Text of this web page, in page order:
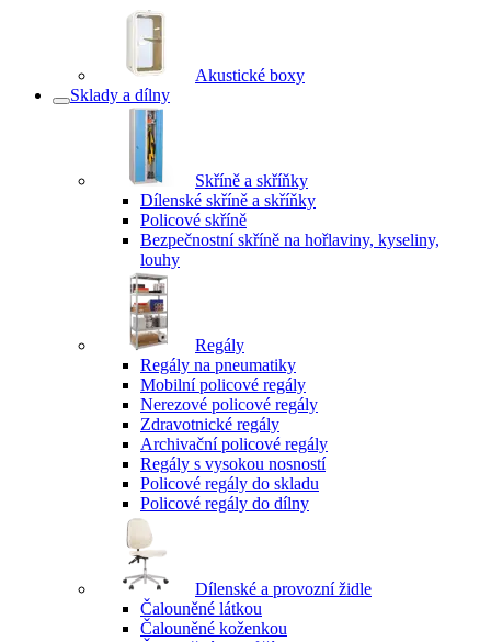
Akustické boxy
Sklady a dílny
Skříně a skříňky
Dílenské skříně a skříňky
Policové skříně
Bezpečnostní skříně na hořlaviny, kyseliny,
louhy
Regály
Regály na pneumatiky
Mobilní policové regály
Nerezové policové regály
Zdravotnické regály
Archivační policové regály
Regály s vysokou nosností
Policové regály do skladu
Policové regály do dílny
Dílenské a provozní židle
Čalouněné látkou
Čalouněné koženkou